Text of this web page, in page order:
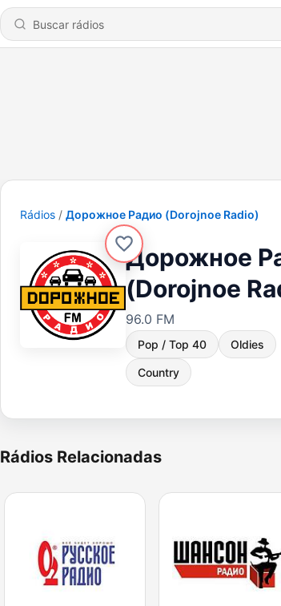
Rádios Дорожное Радио (Dorojnoe Radio)
Дорожное
(Dorojnoe
96.0 FM
Pop / Top 40 Oldies
Country
Rádios Relacionadas